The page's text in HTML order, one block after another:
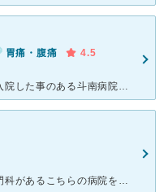
胃痛・腹痛
4.5
イムス総合病院の入院を断り、以前入院した事のある斗南病院へ行きました。移転新築したのを知らなかったのですが、新しいだけあって全てがキレイです！検査の機械も全て新しかったです。予約無しで外来に行きました
会社の健康診断で要精検になり、専門科があるこちらの病院を紹介され予約しました。大きな病院なので多少待つのは覚悟してましたが、診察まで1時間以上かかりました。こちらは予約の際に言われた指示とおり15分前